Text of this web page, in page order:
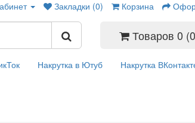
Закладки (0) Корзина
Товаров 0
Накрутка в Ютуб Накрутка